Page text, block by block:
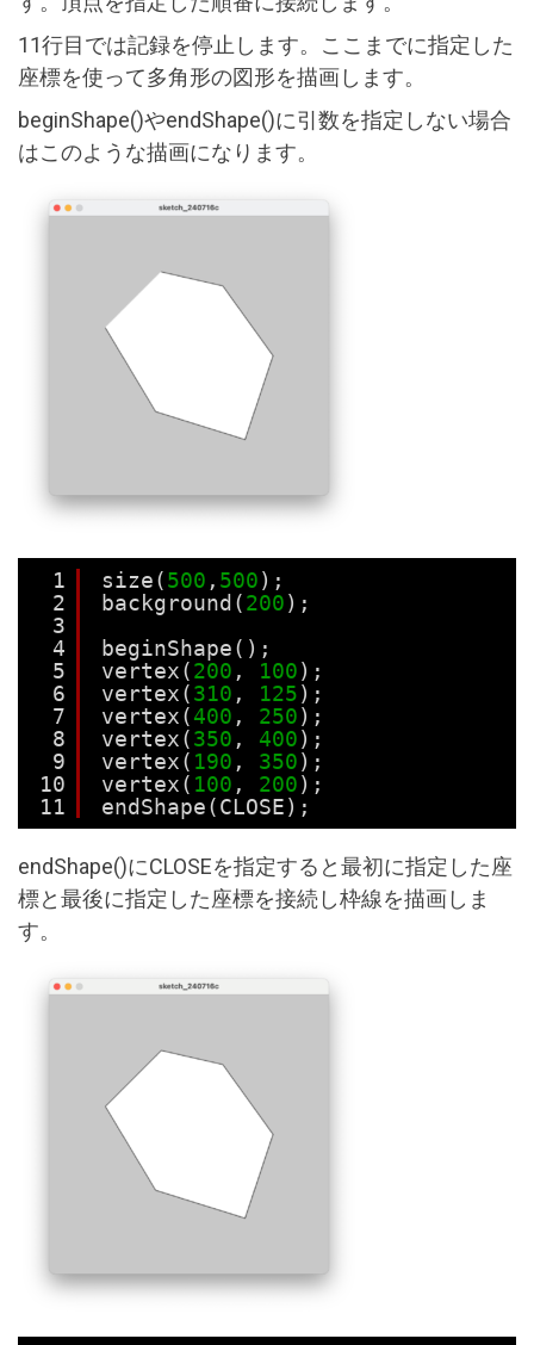
11行目では記録を停止します。ここまでに指定した
座標を使って多角形の図形を描画します。
beginShape()やendShape()に引数を指定しない場合
はこのような描画になります。
1
2
3
4
5
6
7
8
9
10
11
size(500 , 500);
background(200);
beginShape();
vertex(200 , 100);
vertex(310 , 125);
vertex(400 , 250);
vertex(350 , 400);
vertex( 190 , 350);
vertex( 100 , 200);
endShape(CLOSE);
endShape()にCLOSEを指定すると最初に指定した座
標と最後に指定した座標を接続し枠線を描画しま
す。